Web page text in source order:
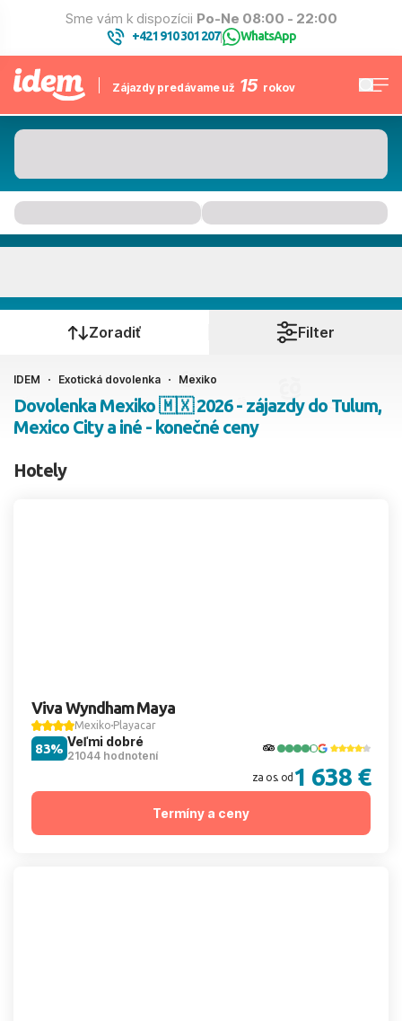
Sme vám k dispozícii Po-Ne 08:00 - 22:00
+421 910 301 207| WhatsApp
Zájazdy predávame už 15 rokov
Kedy cestujete?
Ako cestujete?
Zoradiť Filter
IDEM Exotická dovolenka Mexiko
Dovolenka Mexiko 🇲🇽 2026 - zájazdy do Tulum,
Mexico City a iné - konečné ceny
Hotely
Viva Wyndham Maya
Mexiko Playacar
Veľmi dobré
21044 hodnotení
83%
za os. od 1 638 €
Termíny a ceny